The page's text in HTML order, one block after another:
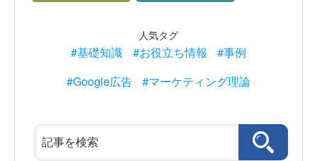
人気タグ
#基礎知識 #お役立ち情報
#事例
#Google広告
#マーケティング理論